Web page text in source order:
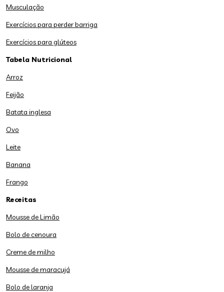
Musculação
Exercícios para perder barriga
Exercícios para glúteos
Tabela Nutricional
Arroz
Feijão
Batata inglesa
Ovo
Leite
Banana
Frango
Receitas
Mousse de Limão
Bolo de cenoura
Creme de milho
Mousse de maracujá
Bolo de laranja